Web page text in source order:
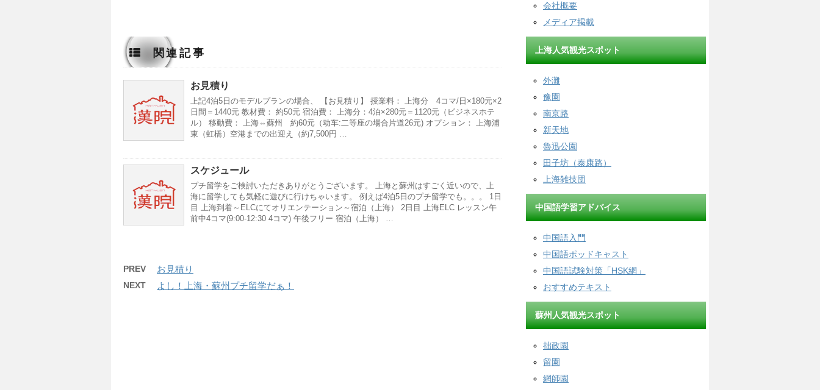
関連記事
お見積り
上記4泊5日のモデルプランの場合、 【お見積り】 授業料： 上海分 4コマ/日×180元×2
日間＝1440元 教材費： 約50元 宿泊費： 上海分：4泊×280元＝1120元（ビジネスホテ
ル） 移動費： 上海⇔蘇州 約60元（动车:二等座の場合片道26元) オプション： 上海浦
東（虹橋）空港までの出迎え（約7,500円 …
スケジュール
プチ留学をご検討いただきありがとうございます。 上海と蘇州はすごく近いので、上
海に留学しても気軽に遊びに行けちゃいます。 例えば4泊5日のプチ留学でも。。。 1日
目 上海到着～ELCにてオリエンテーション～宿泊（上海） 2日目 上海ELC レッスン午
前中4コマ(9:00-12:30 4コマ) 午後フリー 宿泊（上海） …
PREV お見積り
NEXT よし！上海・蘇州プチ留学だぁ！
会社概要
メディア掲載
上海人気観光スポット
外灘
豫園
南京路
新天地
魯迅公園
田子坊（泰康路）
上海雑技団
中国語学習アドバイス
中国語入門
中国語ポッドキャスト
中国語試験対策「HSK網」
おすすめテキスト
蘇州人気観光スポット
拙政園
留園
網師園